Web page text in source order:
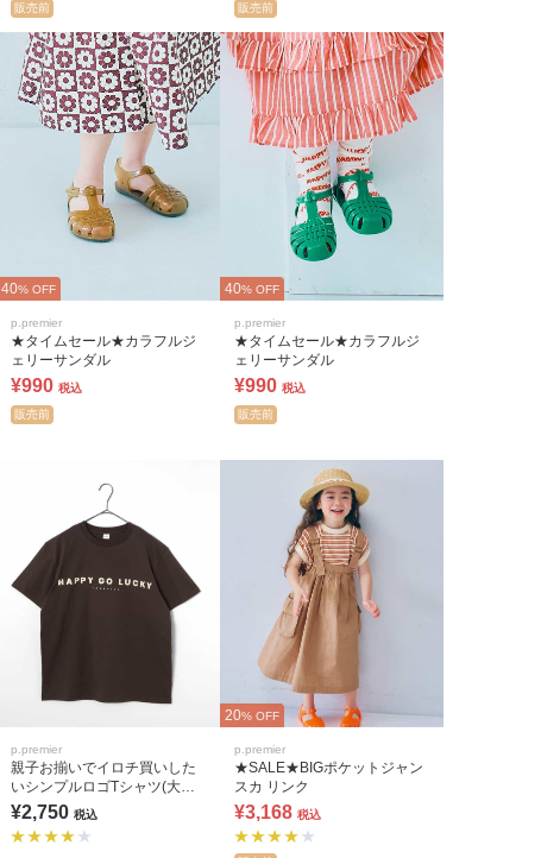
販売前
販売前
40% OFF
p.premier
★タイムセール★カラフルジ
ェリーサンダル
¥990 税込
販売前
40% OFF
p.premier
★タイムセール★カラフルジ
ェリーサンダル
¥990 税込
販売前
p.premier
親子お揃いでイロチ買いした
いシンプルロゴTシャツ(大人)
全9色 リンク
¥2,750 税込
20% OFF
p.premier
★SALE★BIGポケットジャン
スカ リンク
¥3,168 税込